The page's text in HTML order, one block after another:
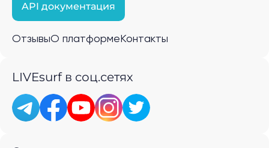
API документация
ОтзывыО платформе Контакты
LIVEsurf в соц.сетях